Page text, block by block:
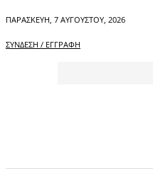
ΠΑΡΑΣΚΕΥΉ, 7 ΑΥΓΟΎΣΤΟΥ, 2026
ΣΎΝΔΕΣΗ / ΕΓΓΡΑΦΉ